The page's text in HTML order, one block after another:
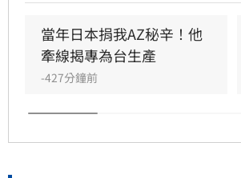
台灣的策略。此內幕曝光後，引
進黨議員卓冠廷與王浩宇感嘆，
走爭取疫苗，外界卻誤解為日本
如今真相大白，證明這是一場充
交，更顯示出台日友好情誼背後
當年日本捐我AZ秘辛！他
牽線揭專為台生產
-427分鐘前